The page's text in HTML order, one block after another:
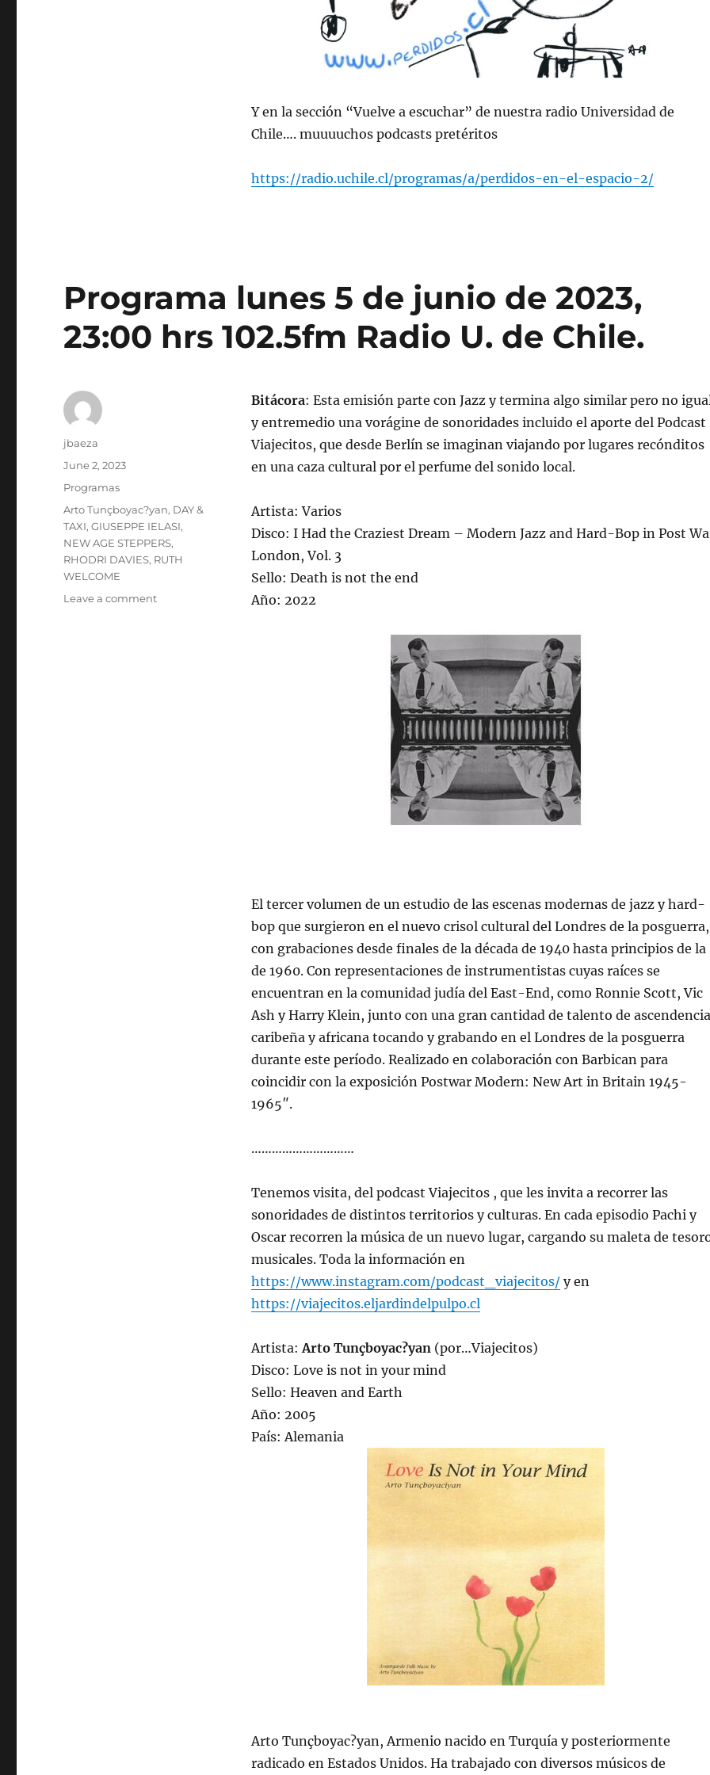
Y en la sección “Vuelve a escuchar” de nuestra radio Universidad de
Chile…. muuuuchos podcasts pretéritos
https://radio.uchile.cl/programas/a/perdidos-en-el-espacio-2/
Programa lunes 5 de junio de 2023,
23:00 hrs 102.5fm Radio U. de Chile.
Bitácora: Esta emisión parte con Jazz y termina algo similar pero no
y entremedio una vorágine de sonoridades incluido el aporte del Podcast
Viajecitos, que desde Berlín se imaginan viajando por lugares recónditos
en una caza cultural por el perfume del sonido local.
Artista: Varios
Disco: I Had the Craziest Dream – Modern Jazz and Hard-Bop in Post
London, Vol. 3
Sello: Death is not the end
Año: 2022
El tercer volumen de un estudio de las escenas modernas de jazz y hard-
bop que surgieron en el nuevo crisol cultural del Londres de la posguerra,
con grabaciones desde finales de la década de 1940 hasta principios de la
de 1960. Con representaciones de instrumentistas cuyas raíces se
encuentran en la comunidad judía del East-End, como Ronnie Scott, Vic
Ash y Harry Klein, junto con una gran cantidad de talento de ascendencia
caribeña y africana tocando y grabando en el Londres de la posguerra
durante este período. Realizado en colaboración con Barbican para
coincidir con la exposición Postwar Modern: New Art in Britain 1945-
1965″.
…………………………
Tenemos visita, del podcast Viajecitos , que les invita a recorrer las
sonoridades de distintos territorios y culturas. En cada episodio Pachi y
Oscar recorren la música de un nuevo lugar, cargando su maleta de
musicales. Toda la información en
https://www.instagram.com/podcast_viajecitos/y en
https://viajecitos.eljardindelpulpo.cl
Artista:Arto Tunçboyac?yan(por…Viajecitos)
Disco: Love is not in your mind
Sello: Heaven and Earth
Año: 2005
País: Alemania
Arto Tunçboyac?yan, Armenio nacido en Turquía y posteriormente
radicado en Estados Unidos. Ha trabajado con diversos músicos de
Author
jbaeza
Posted
June 2, 2023
Categories
Programas
Tags
Arto Tunçboyac?yan, DAY &
TAXI,GIUSEPPE IELASI,
NEW AGE STEPPERS,
RHODRI DAVIES, RUTH
WELCOME
Leave a commenton